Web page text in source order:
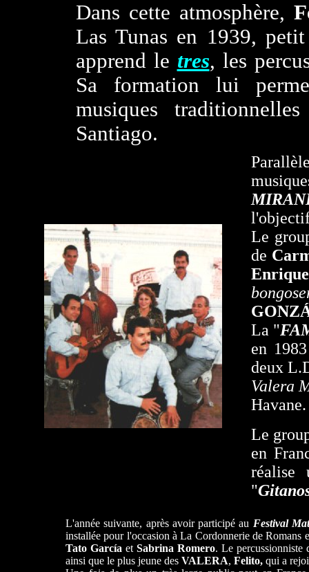
Dans cette atmosphère,
Las Tunas en 1939,
apprend le tres, les
Sa formation lui
musiques
Santiago.
Le
de
Enrique
La "
en
deux
Valera
Havane.
Le
en
réalise
"
L'année suivante, après avoir participé au Festival
installée pour l'occasion à La Cordonnerie de Romans
Tato Garcíaet Sabrina Romero. Le
ainsi que le plus jeune des VALERA, Felito, qui a